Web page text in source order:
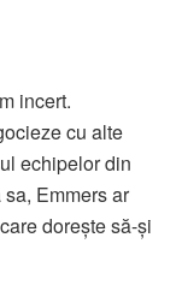
incert.
cu alte
echipelor din
Emmers ar
dorește să-și